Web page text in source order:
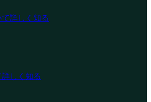
詳しく知る
しく知る